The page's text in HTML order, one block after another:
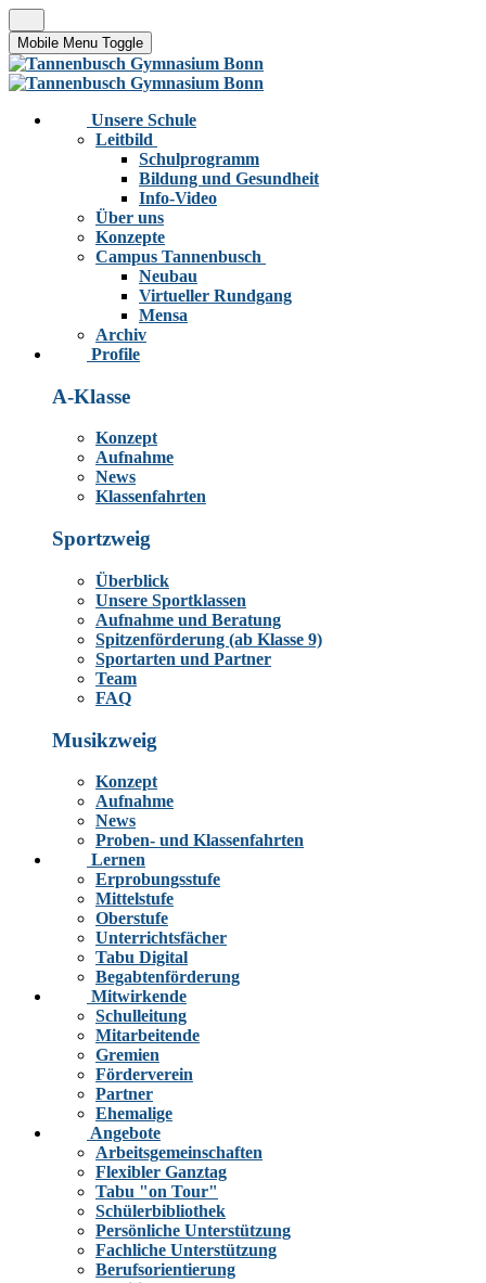
Mobile Menu Toggle
Unsere Schule
Leitbild
Schulprogramm
Bildung und Gesundheit
Info-Video
Über uns
Konzepte
Campus Tannenbusch
Neubau
Virtueller Rundgang
Mensa
Archiv
Profile
A-Klasse
Konzept
Aufnahme
News
Klassenfahrten
Sportzweig
Überblick
Unsere Sportklassen
Aufnahme und Beratung
Spitzenförderung (ab Klasse 9)
Sportarten und Partner
Team
FAQ
Musikzweig
Konzept
Aufnahme
News
Proben- und Klassenfahrten
Lernen
Erprobungsstufe
Mittelstufe
Oberstufe
Unterrichtsfächer
Tabu Digital
Begabtenförderung
Mitwirkende
Schulleitung
Mitarbeitende
Gremien
Förderverein
Partner
Ehemalige
Angebote
Arbeitsgemeinschaften
Flexibler Ganztag
Tabu "on Tour"
Schülerbibliothek
Persönliche Unterstützung
Fachliche Unterstützung
Berufsorientierung